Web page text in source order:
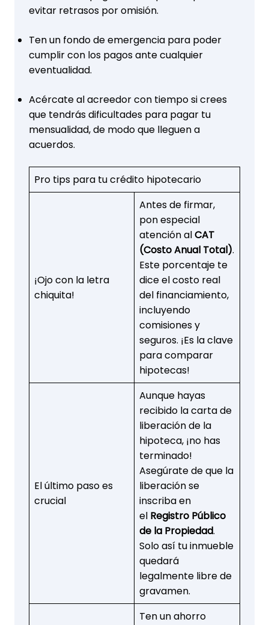
evitar retrasos por omisión.
Ten un fondo de emergencia para poder
cumplir con los pagos ante cualquier
eventualidad.
Acércate al acreedor con tiempo si crees
que tendrás dificultades para pagar tu
mensualidad, de modo que lleguen a
acuerdos.
Pro tips para tu crédito hipotecario
¡Ojo con la letra
chiquita!
Antes de firmar,
pon especial
atención alCAT
(Costo Anual Total).
Este porcentaje te
dice el costo real
del financiamiento,
incluyendo
comisiones y
seguros. ¡Es la clave
para comparar
hipotecas!
El último paso es
crucial
Aunque hayas
recibido la carta de
liberación de la
hipoteca, ¡no has
terminado!
Asegúrate de que la
liberación se
inscriba en
el Registro Público
de la Propiedad.
Solo así tu inmueble
quedará
legalmente libre de
gravamen.
Ten un ahorro